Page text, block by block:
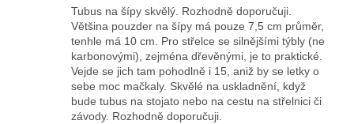
Tubus na šípy skvělý. Rozhodně doporučuji.
Většina pouzder na šípy má pouze 7,5 cm průměr,
tenhle má 10 cm. Pro střelce se silnějšími týbly (ne
karbonovými), zejména dřevěnými, je to praktické.
Vejde se jich tam pohodlně i 15, aniž by se letky o
sebe moc mačkaly. Skvělé na uskladnění, když
bude tubus na stojato nebo na cestu na střelnici či
závody. Rozhodně doporučuji.